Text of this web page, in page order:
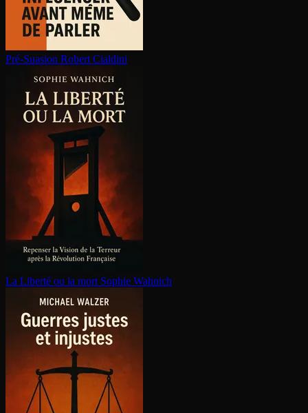
Pré-Suasion Robert Cialdini
La Liberté ou la mort Sophie Wahnich